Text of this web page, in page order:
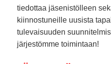
tiedottaa jäsenistölleen
kiinnostuneille uusista
tulevaisuuden
järjestömme toimintaan!